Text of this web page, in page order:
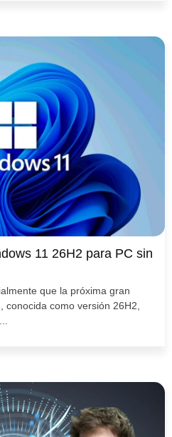
11 26H2 para PC sin
que la próxima gran
conocida como versión 26H2,